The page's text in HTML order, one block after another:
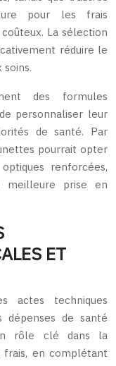
pour les frais
La sélection
réduire le
des formules
personnaliser leur
de santé. Par
pourrait opter
renforcées,
meilleure prise en
ET
actes techniques
de santé
rôle clé dans la
en complétant